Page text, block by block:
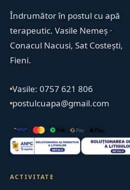
Îndrumător în postul cu apă
terapeutic. Vasile Nemeș ·
Conacul Nacusi, Sat Costești,
Fieni.
Vasile: 0757 621 806
postulcuapa@gmail.com
ACTIVITATE